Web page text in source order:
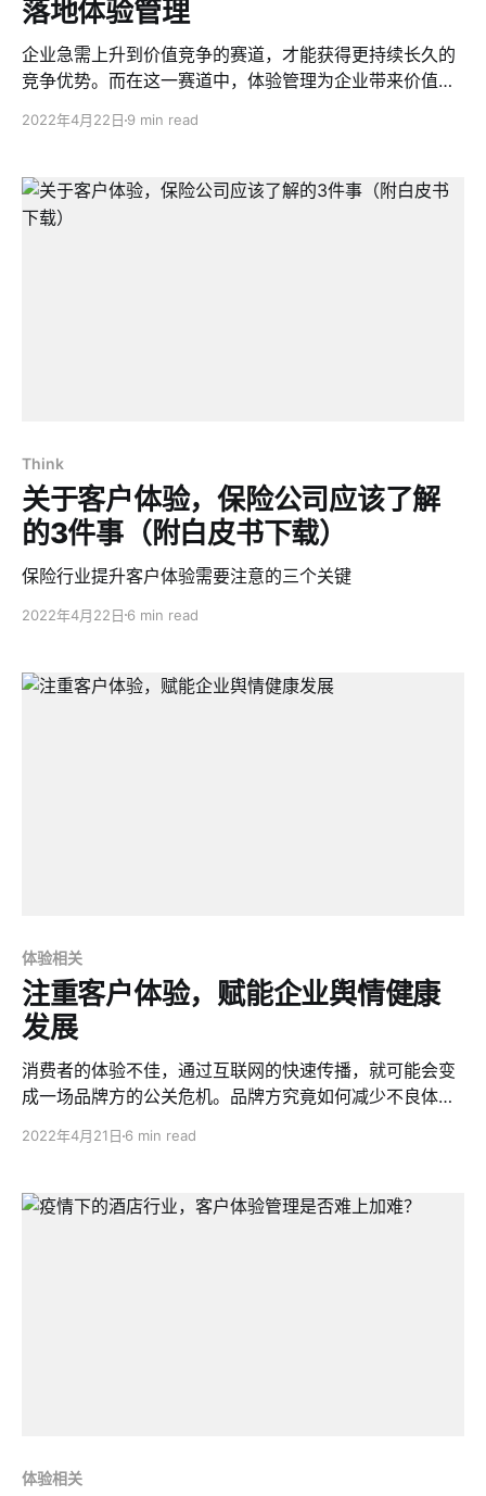
落地体验管理
企业急需上升到价值竞争的赛道，才能获得更持续长久的
竞争优势。而在这一赛道中，体验管理为企业带来价值尤
2022年4月22日 9 min read
Think
关于客户体验，保险公司应该了解
的3件事（附白皮书下载）
保险行业提升客户体验需要注意的三个关键
2022年4月22日 6 min read
体验相关
注重客户体验，赋能企业舆情健康
发展
消费者的体验不佳，通过互联网的快速传播，就可能会变
成一场品牌方的公关危机。品牌方究竟如何减少不良体验
2022年4月21日 6 min read
体验相关